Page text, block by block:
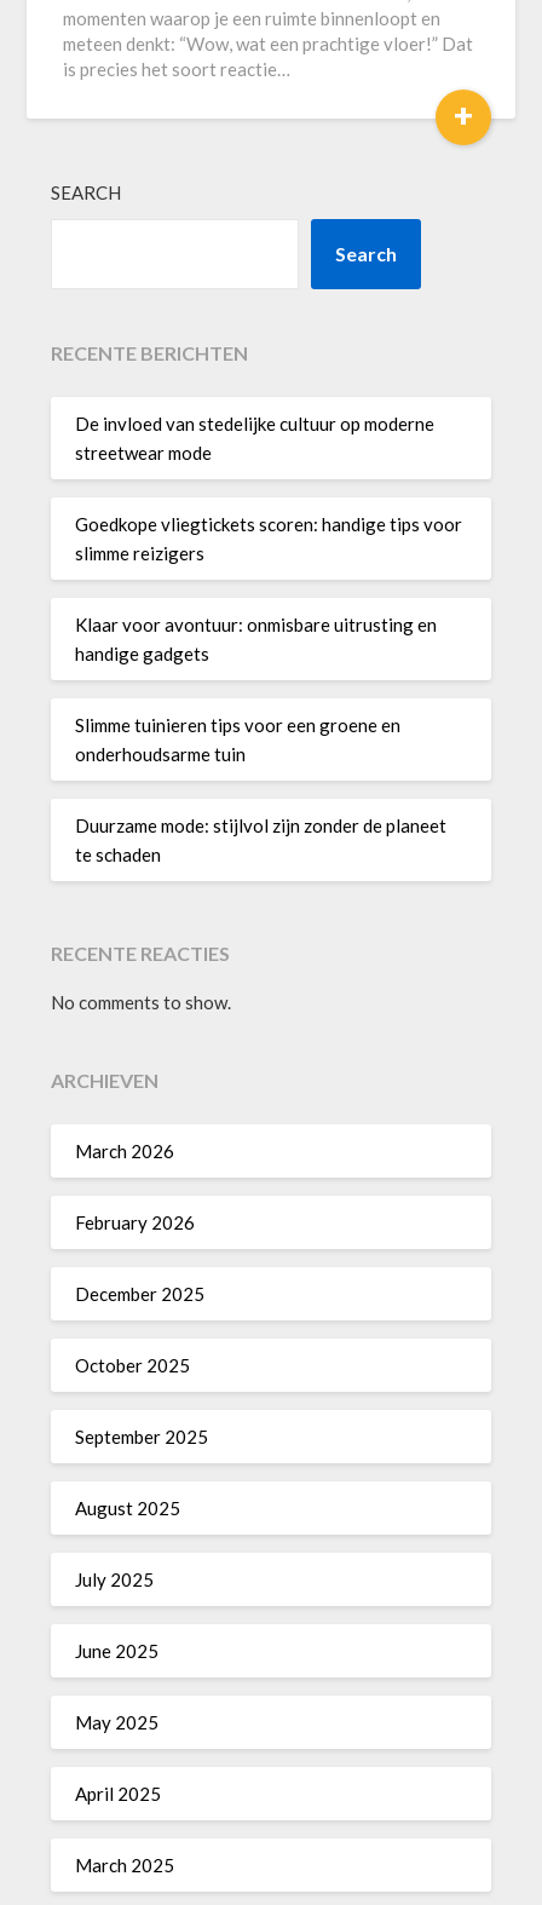
momenten waarop je een ruimte binnenloopt en
meteen denkt: “Wow, wat een prachtige vloer!” Dat
is precies het soort reactie…
+
SEARCH
Search
RECENTE BERICHTEN
De invloed van stedelijke cultuur op moderne
streetwear mode
Goedkope vliegtickets scoren: handige tips voor
slimme reizigers
Klaar voor avontuur: onmisbare uitrusting en
handige gadgets
Slimme tuinieren tips voor een groene en
onderhoudsarme tuin
Duurzame mode: stijlvol zijn zonder de planeet
te schaden
RECENTE REACTIES
No comments to show.
ARCHIEVEN
March 2026
February 2026
December 2025
October 2025
September 2025
August 2025
July 2025
June 2025
May 2025
April 2025
March 2025